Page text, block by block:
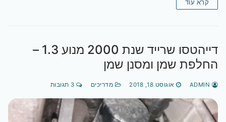
קרא עוד
דייהטסו שרייד שנת 2000 מנוע 1.3 –
החלפת שמן ומסנן שמן
אוגוסט 18, 2018 מדריכים